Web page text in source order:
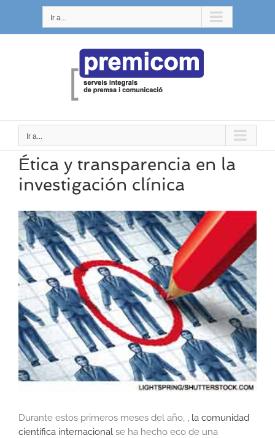
contenido
Ir a...
Ir a...
Ética y transparencia en la
investigación clínica
Ver
imagen
más
grande
Durante estos primeros meses del año, , la comunidad
científica internacional se ha hecho eco de una